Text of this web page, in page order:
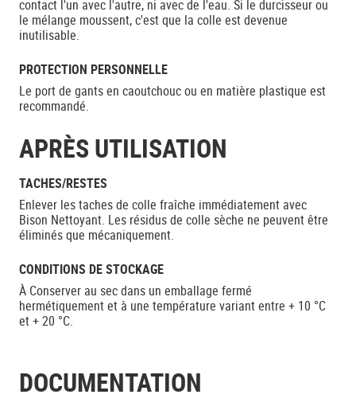
contact l'un avec l'autre, ni avec de l'eau. Si le durcisseur ou
le mélange moussent, c'est que la colle est devenue
inutilisable.
PROTECTION PERSONNELLE
Le port de gants en caoutchouc ou en matière plastique est
recommandé.
APRÈS UTILISATION
TACHES/RESTES
Enlever les taches de colle fraîche immédiatement avec
Bison Nettoyant. Les résidus de colle sèche ne peuvent être
éliminés que mécaniquement.
CONDITIONS DE STOCKAGE
À Conserver au sec dans un emballage fermé
hermétiquement et à une température variant entre + 10 °C
et + 20 °C.
DOCUMENTATION